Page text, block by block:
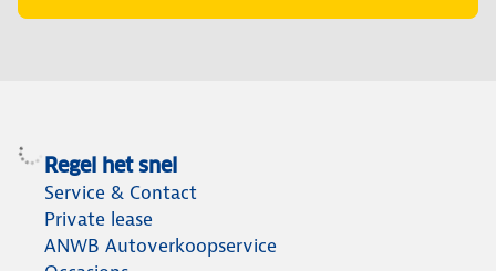
Regel het snel
Service & Contact
Private lease
ANWB Autoverkoopservice